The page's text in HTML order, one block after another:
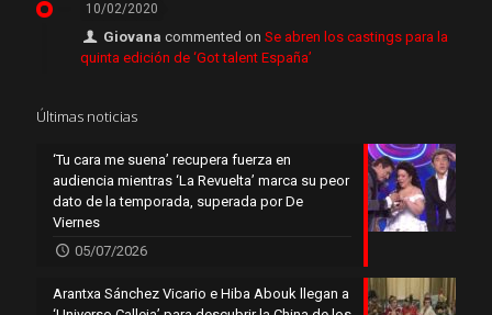
10/02/2020
Giovana commented onSe abren los castings para la
quinta edición de ‘Got talent España’
Últimas noticias
‘Tu cara me suena’ recupera fuerza en
audiencia mientras ‘La Revuelta’ marca su peor
dato de la temporada, superada por De
Viernes
05/07/2026
Arantxa Sánchez Vicario e Hiba Abouk llegan a